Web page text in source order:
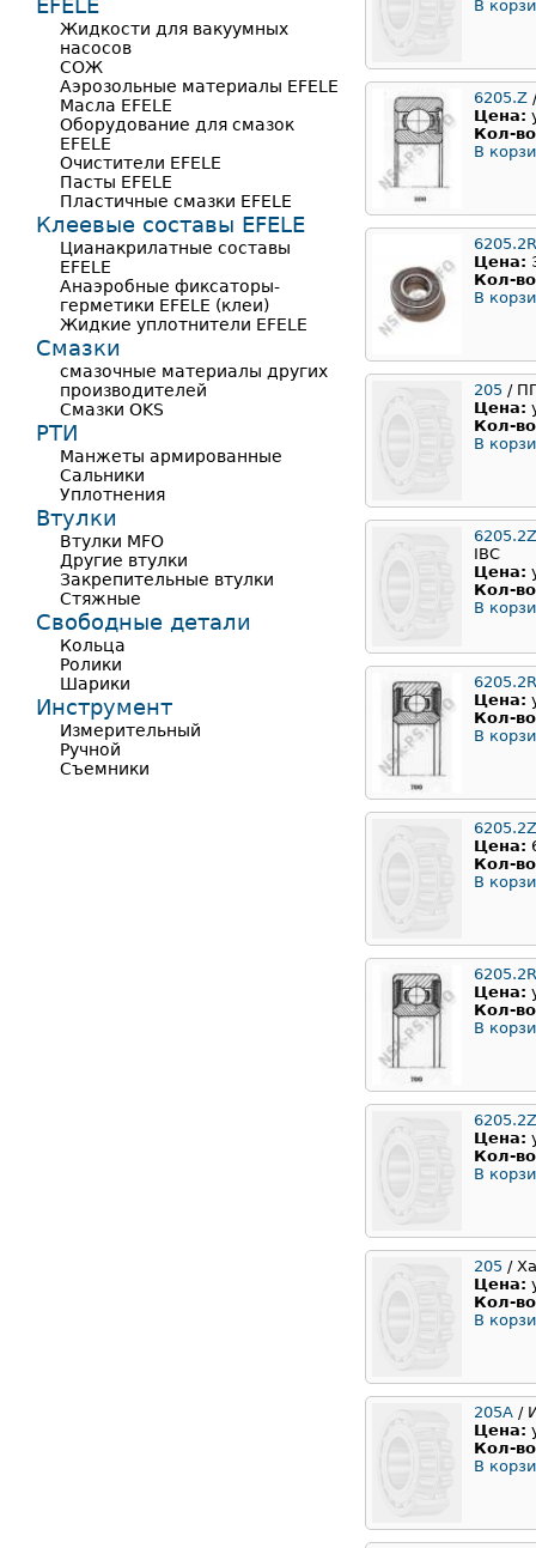
В
6205.Z
Цена:
Кол-
В
Цена:
Кол-
В
205 /
Цена:
Кол-
В
IBC
Цена:
Кол-
В
Цена:
Кол-
В
6205.2Z
Цена:
Кол-
В
Цена:
Кол-
В
Цена:
Кол-
В
205 /
Цена:
Кол-
В
205А /
Цена:
Кол-
В
EFELE
Жидкости для вакуумных
насосов
СОЖ
Аэрозольные материалы EFELE
Масла EFELE
Оборудование для смазок
EFELE
Очистители EFELE
Пасты EFELE
Пластичные смазки EFELE
Клеевые составы EFELE
Цианакрилатные составы
EFELE
Анаэробные фиксаторы-
герметики EFELE (клеи)
Жидкие уплотнители EFELE
Смазки
смазочные материалы других
производителей
Смазки OKS
РТИ
Манжеты армированные
Сальники
Уплотнения
Втулки
Втулки MFO
Другие втулки
Закрепительные втулки
Стяжные
Свободные детали
Кольца
Ролики
Шарики
Инструмент
Измерительный
Ручной
Съемники